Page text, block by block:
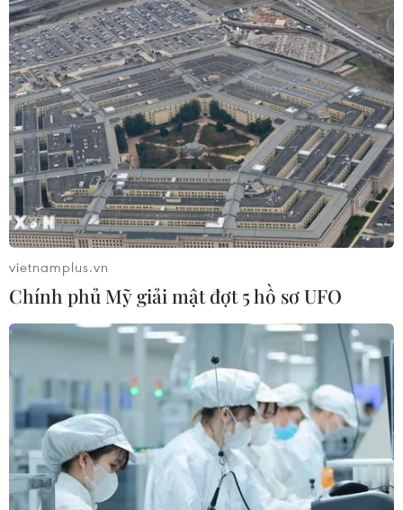
vietnamplus.vn
Chính phủ Mỹ giải mật đợt 5 hồ sơ UFO